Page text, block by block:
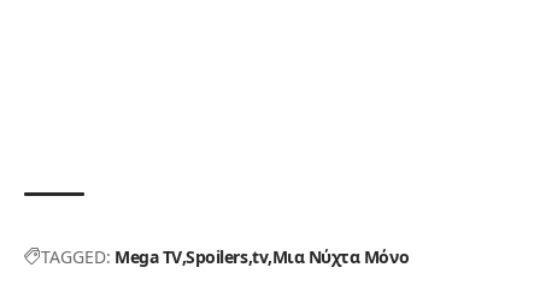
TAGGED: Mega TVSpoilerstv Μια Νύχτα Μόνο